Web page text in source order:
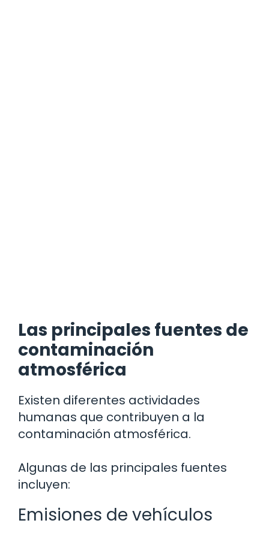
Las principales fuentes de
contaminación
atmosférica
Existen diferentes actividades
humanas que contribuyen a la
contaminación atmosférica.
Algunas de las principales fuentes
incluyen:
Emisiones de vehículos